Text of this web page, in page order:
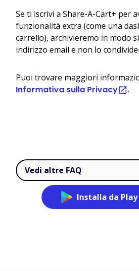
Se ti iscrivi a Share-A-Cart+ per
funzionalità extra (come una
carrello), archivieremo in modo
indirizzo email e non lo
Puoi trovare maggiori
Informativa sulla Privacy .
Vedi altre FAQ
Installa da